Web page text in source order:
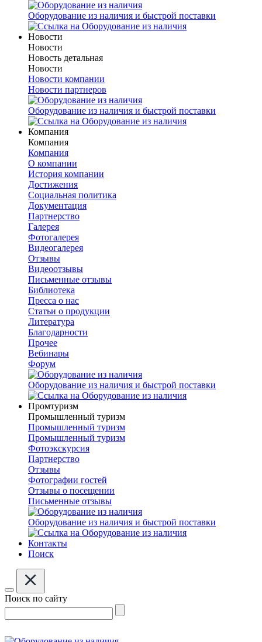
Оборудование из наличия и быстрой поставки
Новости
Новости
Новость детальная
Новости
Новости компании
Новости партнеров
Оборудование из наличия и быстрой поставки
Компания
Компания
Компания
О компании
История компании
Достижения
Социальная политика
Документация
Партнерство
Галерея
Фотогалерея
Видеогалерея
Отзывы
Видеоотзывы
Письменные отзывы
Библиотека
Пресса о нас
Статьи о продукции
Литература
Благодарности
Прочее
Вебинары
Форум
Оборудование из наличия и быстрой поставки
Промтуризм
Промышленный туризм
Промышленный туризм
Промышленный туризм
Фотоэкскурсия
Партнерство
Отзывы
Фотографии гостей
Отзывы о посещении
Письменные отзывы
Оборудование из наличия и быстрой поставки
Контакты
Поиск
Поиск по сайту